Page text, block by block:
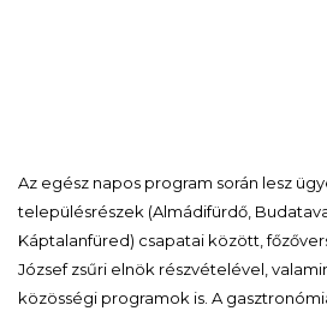
Az egész napos program során lesz
településrészek (Almádifürdő,
Káptalanfüred) csapatai között,
József zsűri elnök részvételével,
közösségi programok is. A